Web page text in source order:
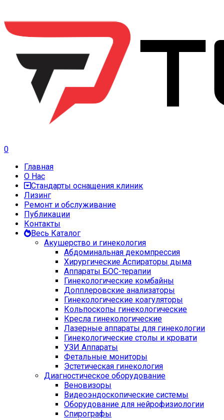
0
Главная
О Нас
Стандарты оснащения клиник
Лизинг
Ремонт и обслуживание
Публикации
Контакты
Весь Каталог
Акушерство и гинекология
Абдоминальная декомпрессия
Хирургические Аспираторы дыма
Аппараты БОС-терапии
Гинекологические комбайны
Допплеровские анализаторы
Гинекологические коагуляторы
Кольпоскопы гинекологические
Кресла гинекологические
Лазерные аппараты для гинекологии
Гинекологические столы и кровати
УЗИ Аппараты
Фетальные мониторы
Эстетическая гинекология
Диагностическое оборудование
Веновизоры
Видеоэндоскопические системы
Оборудование для нейрофизиологии
Спирографы